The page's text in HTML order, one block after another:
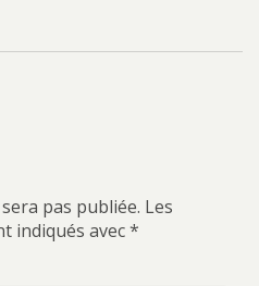
pas publiée. Les
indiqués avec*